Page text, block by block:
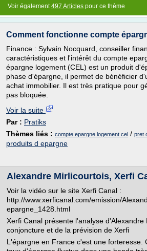
Voir également497 Articles pour ce thème
Comment fonctionne compte
Finance : Sylvain Nocquard, conseiller
caractéristiques et l'intérêt du compte
épargne logement (CEL) est un produit
phase d'épargne, il permet de bénéficier
achat immobilier. Il est très pratique pour
pas bloquée.
Voir la suite
Par : Pratiks
Thèmes liés : compte epargne logement cel / pret
produits d epargne
Alexandre Mirlicourtois, Xerfi
Voir la vidéo sur le site Xerfi Canal :
http://www.xerficanal.com/emission/
epargne_1428.html
Xerfi Canal présente l'analyse
conjoncture et de la prévision de Xerfi
L'épargne en France c'est une forteresse.